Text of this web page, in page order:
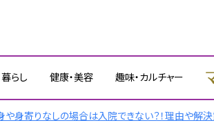
暮らし 健康・美容 趣味・カルチャー
や身寄りなしの場合は入院できない？！理由や解決